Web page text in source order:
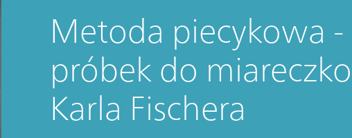
Metoda piecykowa
próbek do
Karla Fischera